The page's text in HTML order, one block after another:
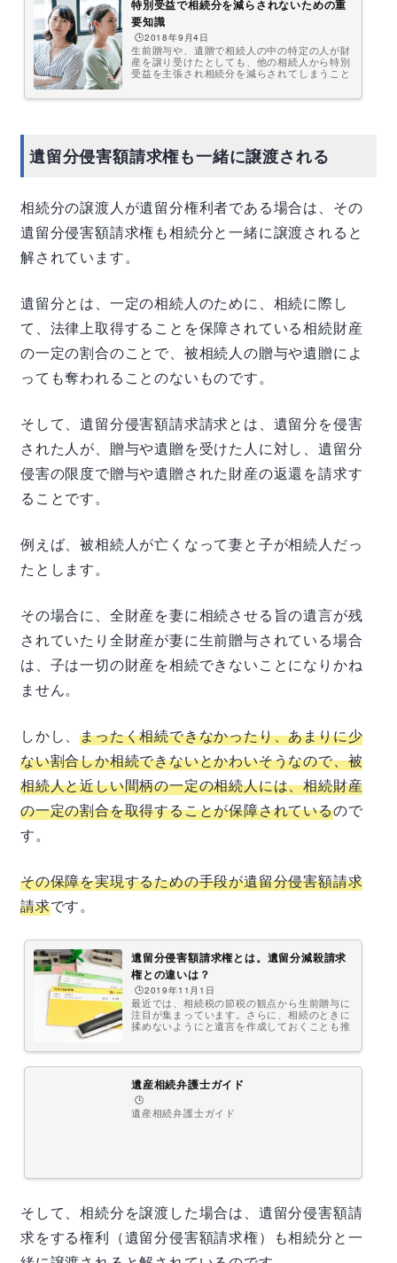
特別受益で相続分を減らされないための重
要知識
🕒️2018年9月4日
生前贈与や、遺贈で相続人の中の特定の人が財
産を譲り受けたとしても、他の相続人から特別
受益を主張され相続分を減らされてしまうこと
与や、遺贈で特定の人が財産を譲り受けていた
ておいた方がよい特別受益について分かりやす
く説明します。是非参考にしてください。特別
遺留分侵害額請求権も一緒に譲渡される
相続分の譲渡人が遺留分権利者である場合は、その
遺留分侵害額請求権も相続分と一緒に譲渡されると
解されています。
遺留分とは、一定の相続人のために、相続に際し
て、法律上取得することを保障されている相続財産
の一定の割合のことで、被相続人の贈与や遺贈によ
っても奪われることのないものです。
そして、遺留分侵害額請求請求とは、遺留分を侵害
された人が、贈与や遺贈を受けた人に対し、遺留分
侵害の限度で贈与や遺贈された財産の返還を請求す
ることです。
例えば、被相続人が亡くなって妻と子が相続人だっ
たとします。
その場合に、全財産を妻に相続させる旨の遺言が残
されていたり全財産が妻に生前贈与されている場合
は、子は一切の財産を相続できないことになりかね
ません。
しかし、まったく相続できなかったり、あまりに少
ない割合しか相続できないとかわいそうなので、被
相続人と近しい間柄の一定の相続人には、相続財産
の一定の割合を取得することが保障されているので
す。
その保障を実現するための手段が遺留分侵害額請求
請求です。
遺留分侵害額請求権とは。遺留分減殺請求
権との違いは？
🕒️2019年11月1日
最近では、相続税の節税の観点から生前贈与に
注目が集まっています。さらに、相続のときに
揉めないようにと遺言を作成しておくことも推
贈与や遺言で不公平な扱いを受ける側になって
しょうか？そこで、遺言や贈与で持っていかれ
た相続財産分の金額を、全部ではありません
が、請求することができる権利「遺留分侵害額
請求権」について解説します。是非、参考にし
てください。 遺留分でお悩みの方はまずは弁
遺産相続弁護士ガイド
🕒️
遺産相続弁護士ガイド
そして、相続分を譲渡した場合は、遺留分侵害額請
求をする権利（遺留分侵害額請求権）も相続分と一